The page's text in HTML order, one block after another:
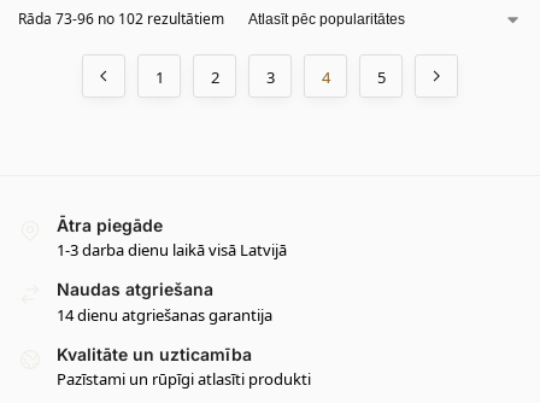
Rāda 73-96 no 102 rezultātiem
1 2 3 4 5
Ātra piegāde
1-3 darba dienu laikā visā Latvijā
Naudas atgriešana
14 dienu atgriešanas garantija
Kvalitāte un uzticamība
Pazīstami un rūpīgi atlasīti produkti